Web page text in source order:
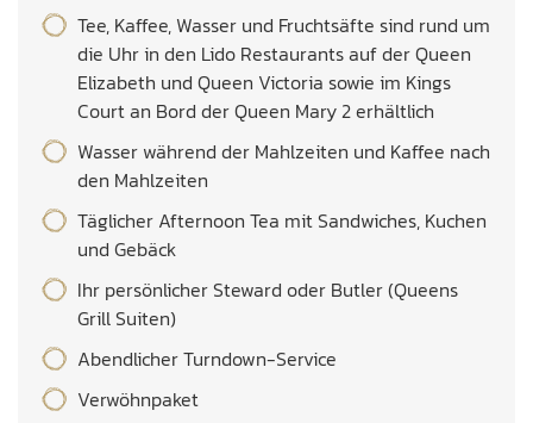
Tee, Kaffee, Wasser und Fruchtsäfte sind rund um
die Uhr in den Lido Restaurants auf der Queen
Elizabeth und Queen Victoria sowie im Kings
Court an Bord der Queen Mary 2 erhältlich
Wasser während der Mahlzeiten und Kaffee nach
den Mahlzeiten
Täglicher Afternoon Tea mit Sandwiches, Kuchen
und Gebäck
Ihr persönlicher Steward oder Butler (Queens
Grill Suiten)
Abendlicher Turndown-Service
Verwöhnpaket